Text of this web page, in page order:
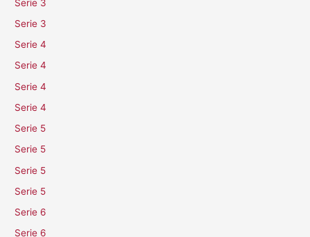
Serie 3
Serie 3
Serie 4
Serie 4
Serie 4
Serie 4
Serie 5
Serie 5
Serie 5
Serie 5
Serie 6
Serie 6